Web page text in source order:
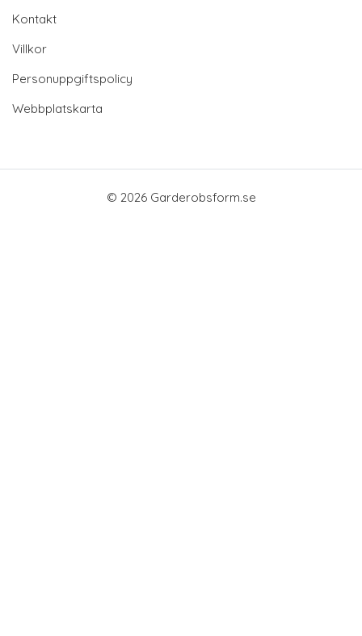
Kontakt
Villkor
Personuppgiftspolicy
Webbplatskarta
© 2026 Garderobsform.se